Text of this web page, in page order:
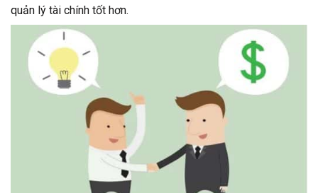
quản lý tài chính tốt hơn.